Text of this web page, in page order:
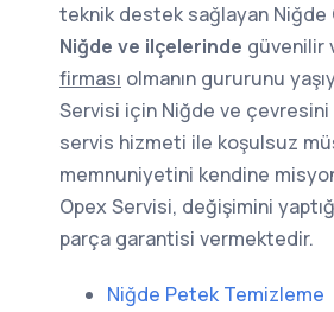
teknik destek sağlayan Niğde
Niğde ve ilçelerinde güvenilir
firması olmanın gururunu
Servisi için Niğde ve çevresini
servis hizmeti ile koşulsuz
memnuniyetini kendine
Opex Servisi, değişimini
parça garantisi vermektedir.
Niğde Petek Temizleme